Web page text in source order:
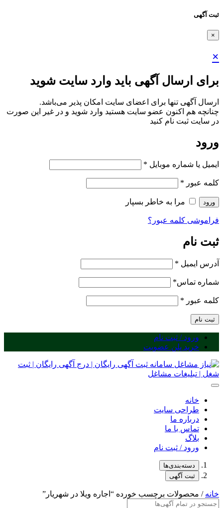
ثبت آگهی
×
×
برای ارسال آگهی باید وارد سایت شوید
ارسال آگهی تنها برای اعضای سایت امکان پذیر می‌باشد.
چنانچه هم‌ اکنون عضو سایت هستید وارد شوید و در غیر این صورت
در سایت ثبت نام کنید
ورود
ایمیل یا شماره موبایل *
کلمه عبور *
ورود مرا به خاطر بسپار
فراموشی کلمه عبور؟
ثبت نام
آدرس ایمیل *
شماره تماس*
کلمه عبور *
ثبت نام
ورود / ثبت نام
خرید پلن عضویت
خانه
طراحی سایت
درباره ما
تماس با ما
بلاگ
ورود / ثبت نام
دسته‌بندی‌ها
ثبت آگهی
خانه / محصولات برچسب خورده “اجاره ویلا در شهریار”